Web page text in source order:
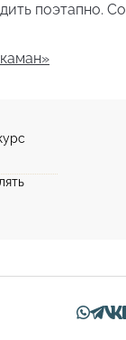
поэтапно. Со